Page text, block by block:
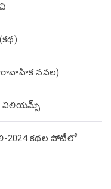
నవల)
విలియమ్స్
2024 కథల పోటీలో